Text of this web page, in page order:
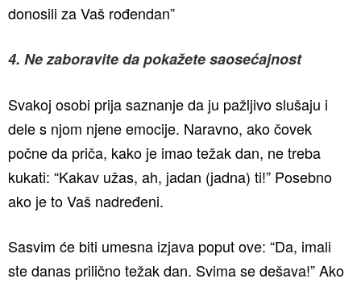
donosili za Vaš rođendan”
4. Ne zaboravite da pokažete saosećajnost
Svakoj osobi prija saznanje da ju pažljivo slušaju i
dele s njom njene emocije. Naravno, ako čovek
počne da priča, kako je imao težak dan, ne treba
kukati: “Kakav užas, ah, jadan (jadna) ti!” Posebno
ako je to Vaš nadređeni.
Sasvim će biti umesna izjava poput ove: “Da, imali
ste danas prilično težak dan. Svima se dešava!” Ako